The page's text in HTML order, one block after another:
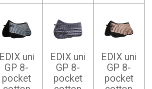
EDIX uni
GP 8-
pocket
EDIX uni
GP 8-
pocket
EDIX uni
GP 8-
pocket